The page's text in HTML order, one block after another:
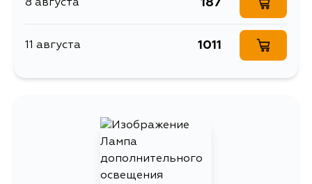
8 августа 187
11 августа 1011